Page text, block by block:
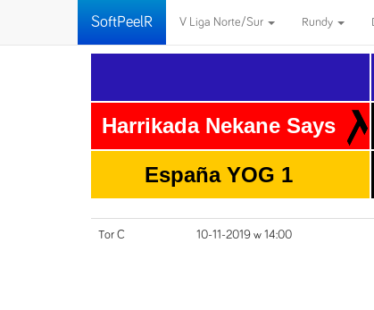
SoftPeelR V Liga Norte/Sur Rundy
Harrikada Nekane Says
España YOG 1
Tor C 10-11-2019 w 14:00